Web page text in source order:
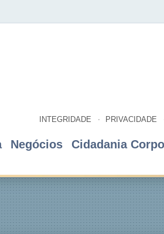
INTEGRIDADE PRIVACIDADE
Negócios Cidadania